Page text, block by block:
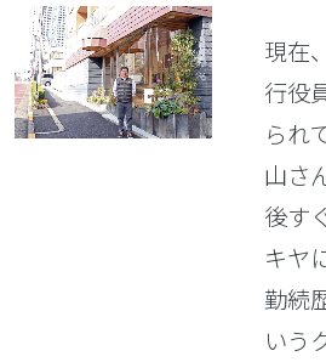
現在
行役
られ
山さ
後す
キヤ
勤続
いう